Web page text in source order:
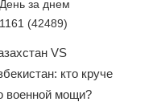
День за днем
1161 (42489)
VS
кто круче
военной мощи?